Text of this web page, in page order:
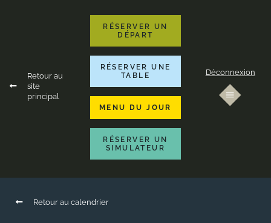
Retour au
site
principal
RÉSERVER UN
DÉPART
RÉSERVER UNE
TABLE
MENU DU JOUR
RÉSERVER UN
SIMULATEUR
Déconnexion
Retour au calendrier